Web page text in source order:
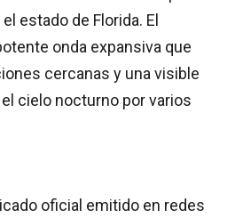
estado de Florida. El
onda expansiva que
cercanas y una visible
el cielo nocturno por varios
oficial emitido en redes